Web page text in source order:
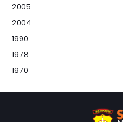
2005
2004
1990
1978
1970